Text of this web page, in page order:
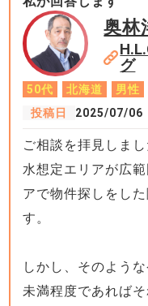
奥林
グ
50代 北海道 男性
投稿日
2025/07/06
ご相談を拝見しま
水想定エリアが広
アで物件探しをし
す。
しかし、そのよう
未満程度であれば